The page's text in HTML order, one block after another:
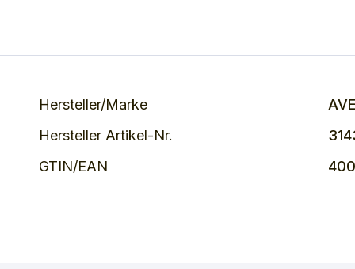
Hersteller/Marke
Hersteller Artikel-Nr.
GTIN/EAN